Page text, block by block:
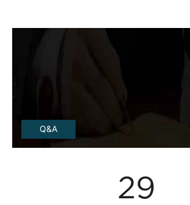
Q&A
29